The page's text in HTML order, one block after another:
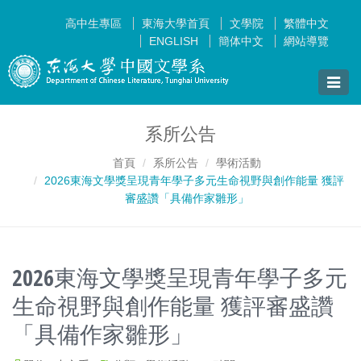
高中生專區 東海大學首頁 文學院
繁體中文
ENGLISH
簡体中文 網站導覽
Toggle
系所公告
首頁 系所公告
學術活動
2026東海文學獎呈現青年學子多元生命視野與創作能量 獲評
審盛讚「具備作家雛形」
2026東海文學獎呈現青年學子多元
生命視野與創作能量 獲評審盛讚
「具備作家雛形」